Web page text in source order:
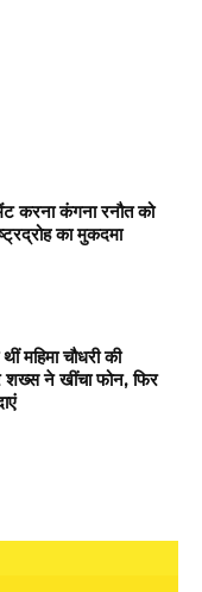
करना कंगना रनौत को
का मुकदमा
महिमा चौधरी की
शख्स ने खींचा फोन, फिर